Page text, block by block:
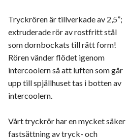
Tryckrören är tillverkade av 2,5”;
extruderade rör av rostfritt stål
som dornbockats till rätt form!
Rören vänder flödet igenom
intercoolern så att luften som går
upp till spjällhuset tas i botten av
intercoolern.
Vårt tryckrör har en mycket säker
fastsättning av tryck- och